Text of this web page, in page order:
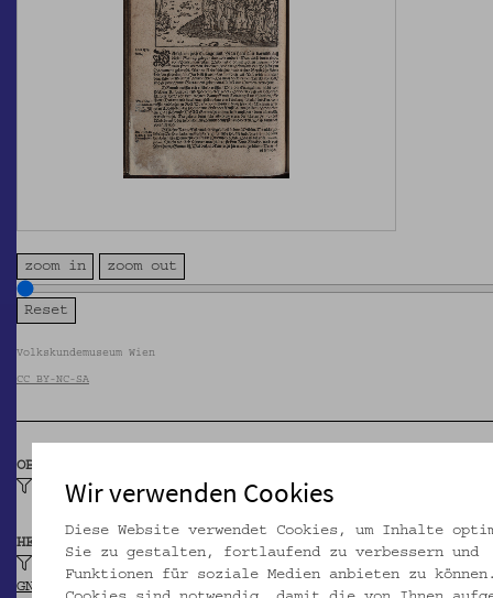
zoom in zoom out
Volkskundemuseum Wien
CC BY-NC-SA
OBJEKTKLASSE
Hauspostille, evangelische
HERSTELLER/IN
GND
Wir verwenden Cookies
Diese Website verwendet Cookies, um Inhalte
Sie zu gestalten, fortlaufend zu verbessern und
Funktionen für soziale Medien anbieten zu